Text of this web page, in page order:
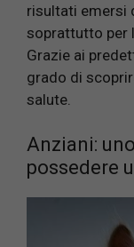
risultati emersi
soprattutto per
Grazie ai
grado di
salute.
Anziani:
possedere